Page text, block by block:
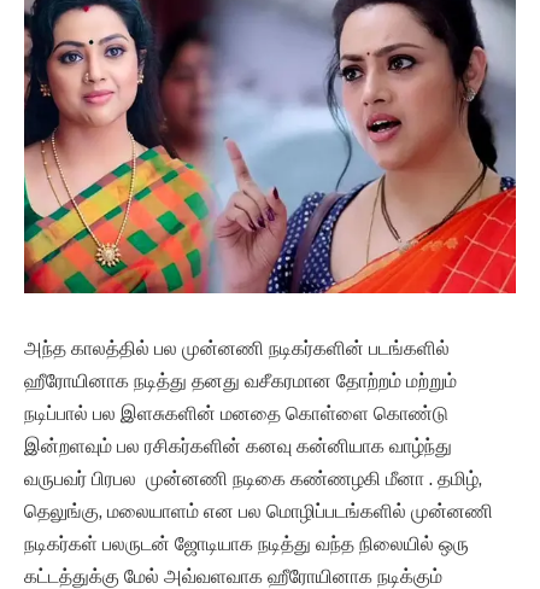
அந்த காலத்தில் பல முன்னணி நடிகர்களின் படங்களில்
ஹீரோயினாக நடித்து தனது வசீகரமான தோற்றம் மற்றும்
நடிப்பால் பல இளசுகளின் மனதை கொள்ளை கொண்டு
இன்றளவும் பல ரசிகர்களின் கனவு கன்னியாக வாழ்ந்து
வருபவர் பிரபல முன்னணி நடிகை கண்ணழகி மீனா . தமிழ்,
தெலுங்கு, மலையாளம் என பல மொழிப்படங்களில் முன்னணி
நடிகர்கள் பலருடன் ஜோடியாக நடித்து வந்த நிலையில் ஒரு
கட்டத்துக்கு மேல் அவ்வளவாக ஹீரோயினாக நடிக்கும்